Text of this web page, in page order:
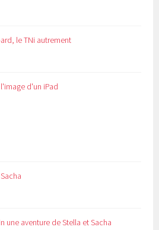
le TNi autrement
d'un iPad
une aventure de Stella et Sacha